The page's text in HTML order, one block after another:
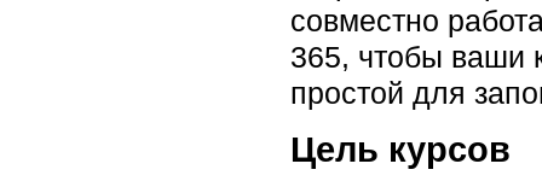
совместно
365, чтобы ваши
простой для
Цель курсов